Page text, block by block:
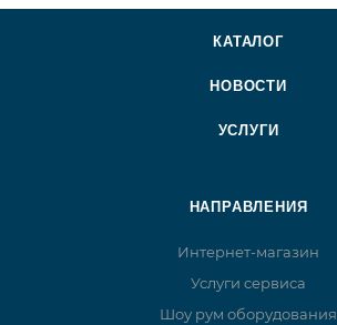
КАТАЛОГ
НОВОСТИ
УСЛУГИ
НАПРАВЛЕНИЯ
Интернет-магазин
Услуги сервиса
Шоу рум оборудования